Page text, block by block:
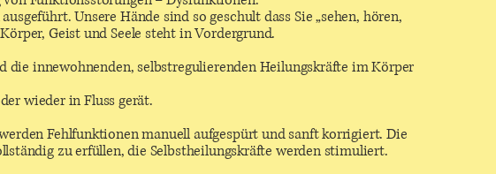
Unsere Hände sind so geschult dass Sie „sehen, hören,
Geist und Seele steht in Vordergrund.
innewohnenden, selbstregulierenden Heilungskräfte im Körper
wieder in Fluss gerät.
Fehlfunktionen manuell aufgespürt und sanft korrigiert. Die
zu erfüllen, die Selbstheilungskräfte werden stimuliert.